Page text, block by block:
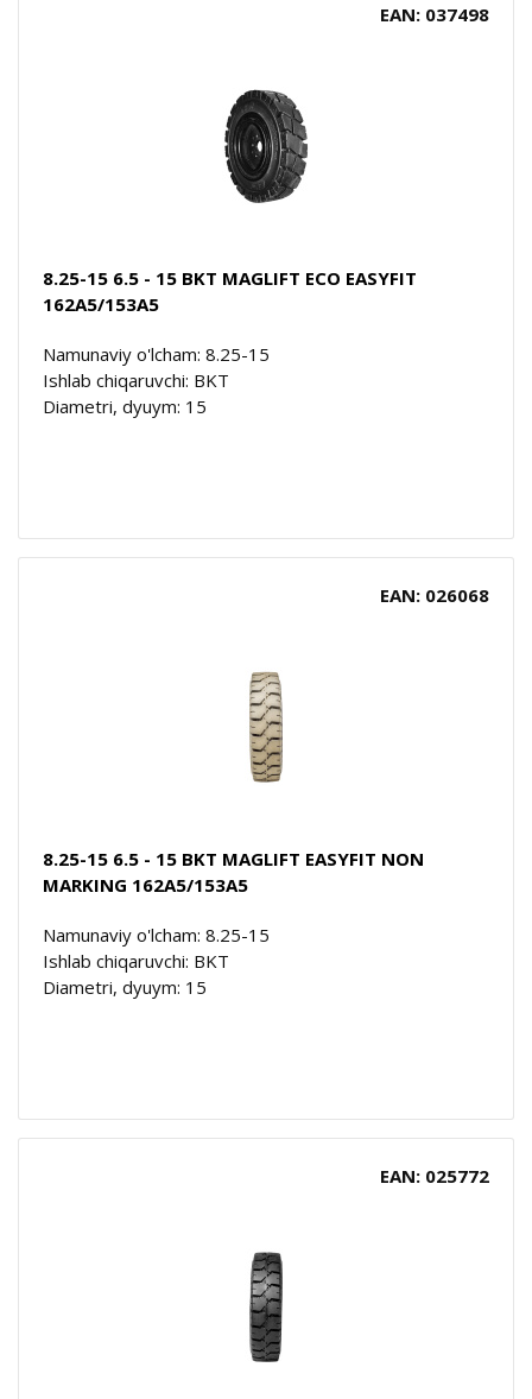
EAN: 037498
8.25-15 6.5 - 15 BKT MAGLIFT ECO EASYFIT
162A5/153A5
Namunaviy o'lcham: 8.25-15
Ishlab chiqaruvchi: BKT
Diametri, dyuym: 15
EAN: 026068
8.25-15 6.5 - 15 BKT MAGLIFT EASYFIT NON
MARKING 162A5/153A5
Namunaviy o'lcham: 8.25-15
Ishlab chiqaruvchi: BKT
Diametri, dyuym: 15
EAN: 025772